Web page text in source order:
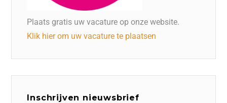
Plaats gratis uw vacature op onze website.
Klik hier om uw vacature te plaatsen
Inschrijven nieuwsbrief